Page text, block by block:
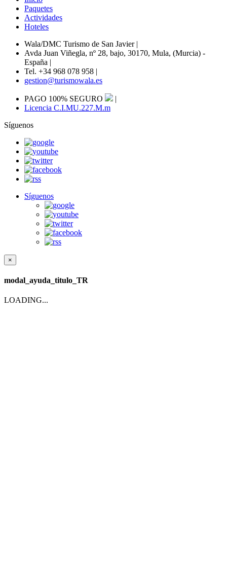
Paquetes
Actividades
Hoteles
Wala/DMC Turismo de San Javier |
Avda Juan Viñegla, nº 28, bajo, 30170, Mula, (Murcia) -
España |
Tel. +34 968 078 958 |
gestion@turismowala.es
PAGO 100% SEGURO
|
Licencia C.I.MU.227.M.m
Síguenos
Síguenos
×
modal_ayuda_titulo_TR
LOADING...